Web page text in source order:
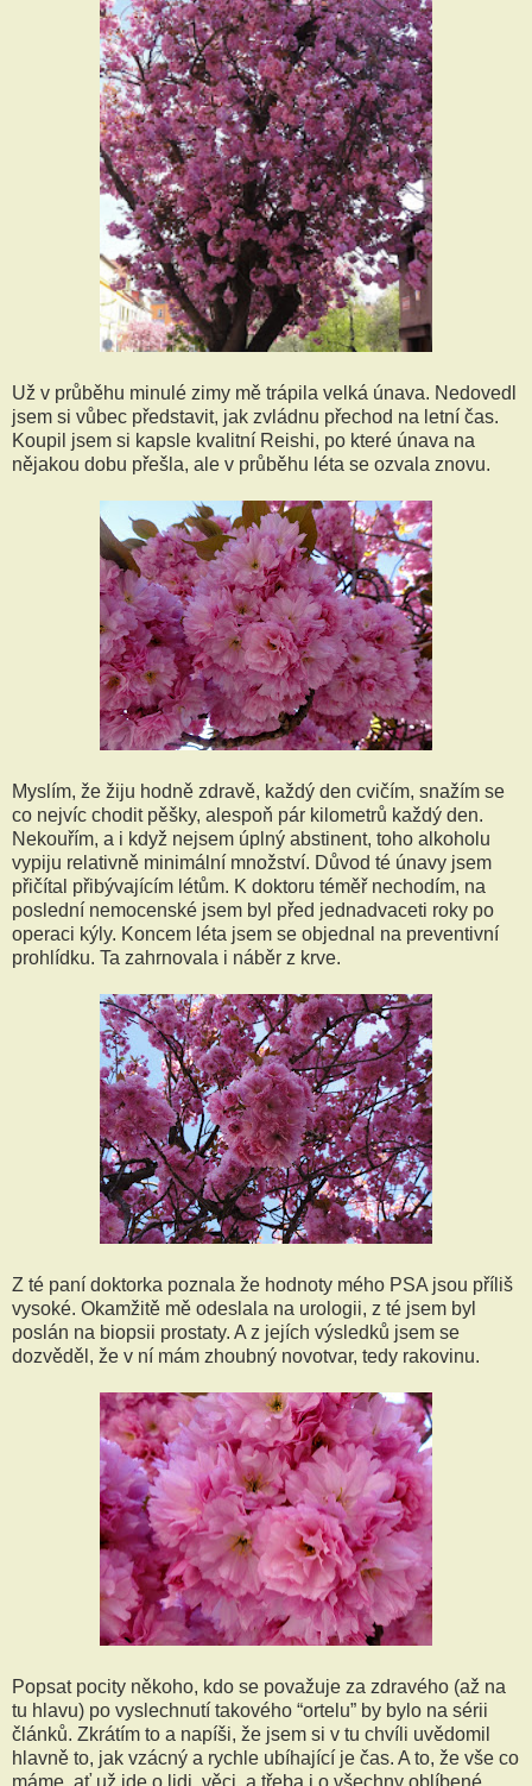
Už v průběhu minulé zimy mě trápila velká únava. Nedovedl
jsem si vůbec představit, jak zvládnu přechod na letní čas.
Koupil jsem si kapsle kvalitní Reishi, po které únava na
nějakou dobu přešla, ale v průběhu léta se ozvala znovu.
Myslím, že žiju hodně zdravě, každý den cvičím, snažím se
co nejvíc chodit pěšky, alespoň pár kilometrů každý den.
Nekouřím, a i když nejsem úplný abstinent, toho alkoholu
vypiju relativně minimální množství. Důvod té únavy jsem
přičítal přibývajícím létům. K doktoru téměř nechodím, na
poslední nemocenské jsem byl před jednadvaceti roky po
operaci kýly. Koncem léta jsem se objednal na preventivní
prohlídku. Ta zahrnovala i náběr z krve.
Z té paní doktorka poznala že hodnoty mého PSA jsou příliš
vysoké. Okamžitě mě odeslala na urologii, z té jsem byl
poslán na biopsii prostaty. A z jejích výsledků jsem se
dozvěděl, že v ní mám zhoubný novotvar, tedy rakovinu.
Popsat pocity někoho, kdo se považuje za zdravého (až na
tu hlavu) po vyslechnutí takového “ortelu” by bylo na sérii
článků. Zkrátím to a napíši, že jsem si v tu chvíli uvědomil
hlavně to, jak vzácný a rychle ubíhající je čas. A to, že vše co
máme, ať už jde o lidi, věci, a třeba i o všechny oblíbené